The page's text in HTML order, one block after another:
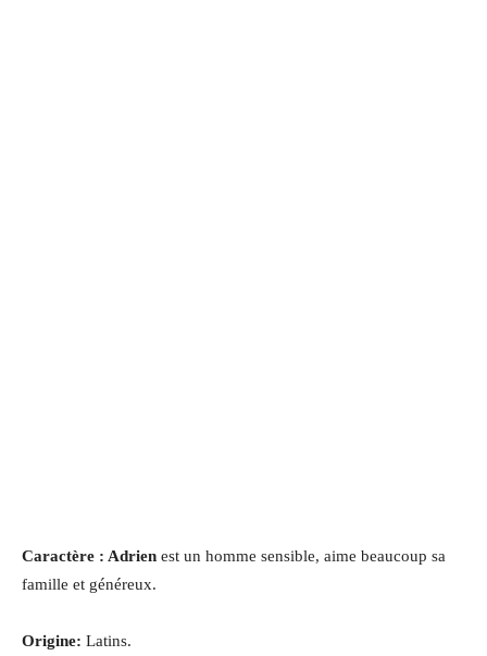
Caractère : Adrien est un homme sensible, aime beaucoup sa
famille et généreux.
Origine: Latins.